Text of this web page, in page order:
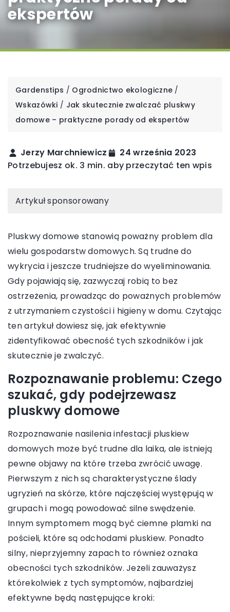
ekspertów
Gardenstips / Ogrodnictwo ekologiczne /
Wskazówki / Jak skutecznie zwalczać pluskwy
domowe – praktyczne porady od ekspertów
Jerzy Marchniewicz
24 września 2023
Potrzebujesz ok. 3 min. aby przeczytać ten wpis
Artykuł sponsorowany
Pluskwy domowe stanowią poważny problem dla
wielu gospodarstw domowych. Są trudne do
wykrycia i jeszcze trudniejsze do wyeliminowania.
Gdy pojawiają się, zazwyczaj robią to bez
ostrzeżenia, prowadząc do poważnych problemów
z utrzymaniem czystości i higieny w domu. Czytając
ten artykuł dowiesz się, jak efektywnie
zidentyfikować obecność tych szkodników i jak
skutecznie je zwalczyć.
Rozpoznawanie problemu: Czego
szukać, gdy podejrzewasz
pluskwy domowe
Rozpoznawanie nasilenia infestacji pluskiew
domowych może być trudne dla laika, ale istnieją
pewne objawy na które trzeba zwrócić uwagę.
Pierwszym z nich są charakterystyczne ślady
ugryzień na skórze, które najczęściej występują w
grupach i mogą powodować silne swędzenie.
Innym symptomem mogą być ciemne plamki na
pościeli, które są odchodami pluskiew. Ponadto
silny, nieprzyjemny zapach to również oznaka
obecności tych szkodników. Jeżeli zauważysz
którekolwiek z tych symptomów, najbardziej
efektywne będą następujące kroki: